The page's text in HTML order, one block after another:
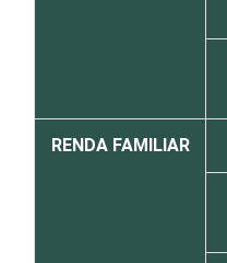
RENDA FAMILIAR